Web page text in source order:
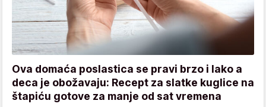
Ova domaća poslastica se pravi brzo i lako a
deca je obožavaju: Recept za slatke kuglice na
štapiću gotove za manje od sat vremena